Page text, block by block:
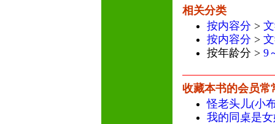
相关分类
按内容分 >
按内容分 >
按年龄分 > 9
收藏本书的会员常
怪老头儿(小
我的同桌是